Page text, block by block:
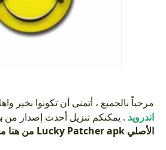
مرحباً بالجميع ، أتمنى أن تكونوا بخير
اندرويد . يمكنكم تنزيل أحدث إصدار من
الأصلي Lucky Patcher apk من هنا مجانًا